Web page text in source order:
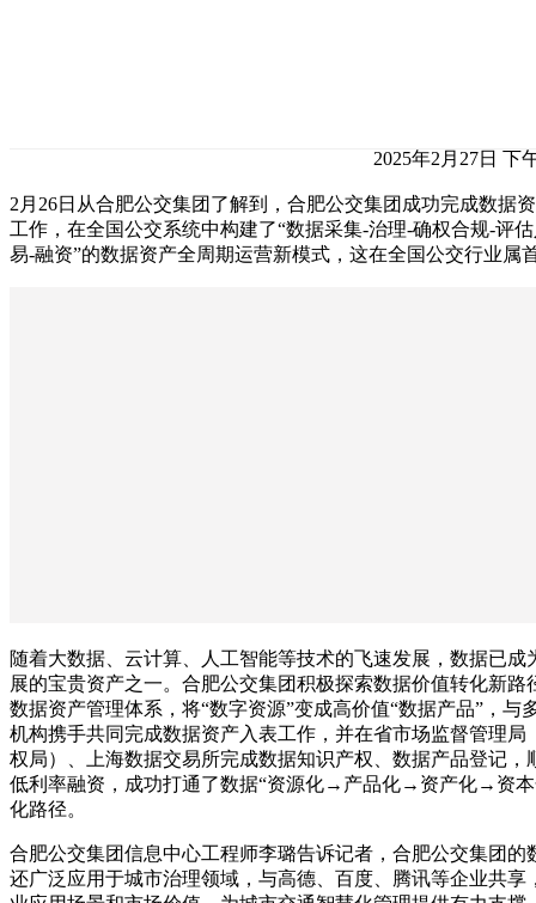
2025年2月27日 下
2月26日从合肥公交集团了解到，合肥公交集团成功完成数据
工作，在全国公交系统中构建了“数据采集-治理-确权合规-评
易-融资”的数据资产全周期运营新模式，这在全国公交行业属
随着大数据、云计算、人工智能等技术的飞速发展，数据已成
展的宝贵资产之一。合肥公交集团积极探索数据价值转化新路
数据资产管理体系，将“数字资源”变成高价值“数据产品”，与
机构携手共同完成数据资产入表工作，并在省市场监督管理局
权局）、上海数据交易所完成数据知识产权、数据产品登记，
低利率融资，成功打通了数据“资源化→产品化→资产化→资本
化路径。
合肥公交集团信息中心工程师李璐告诉记者，合肥公交集团的
还广泛应用于城市治理领域，与高德、百度、腾讯等企业共享